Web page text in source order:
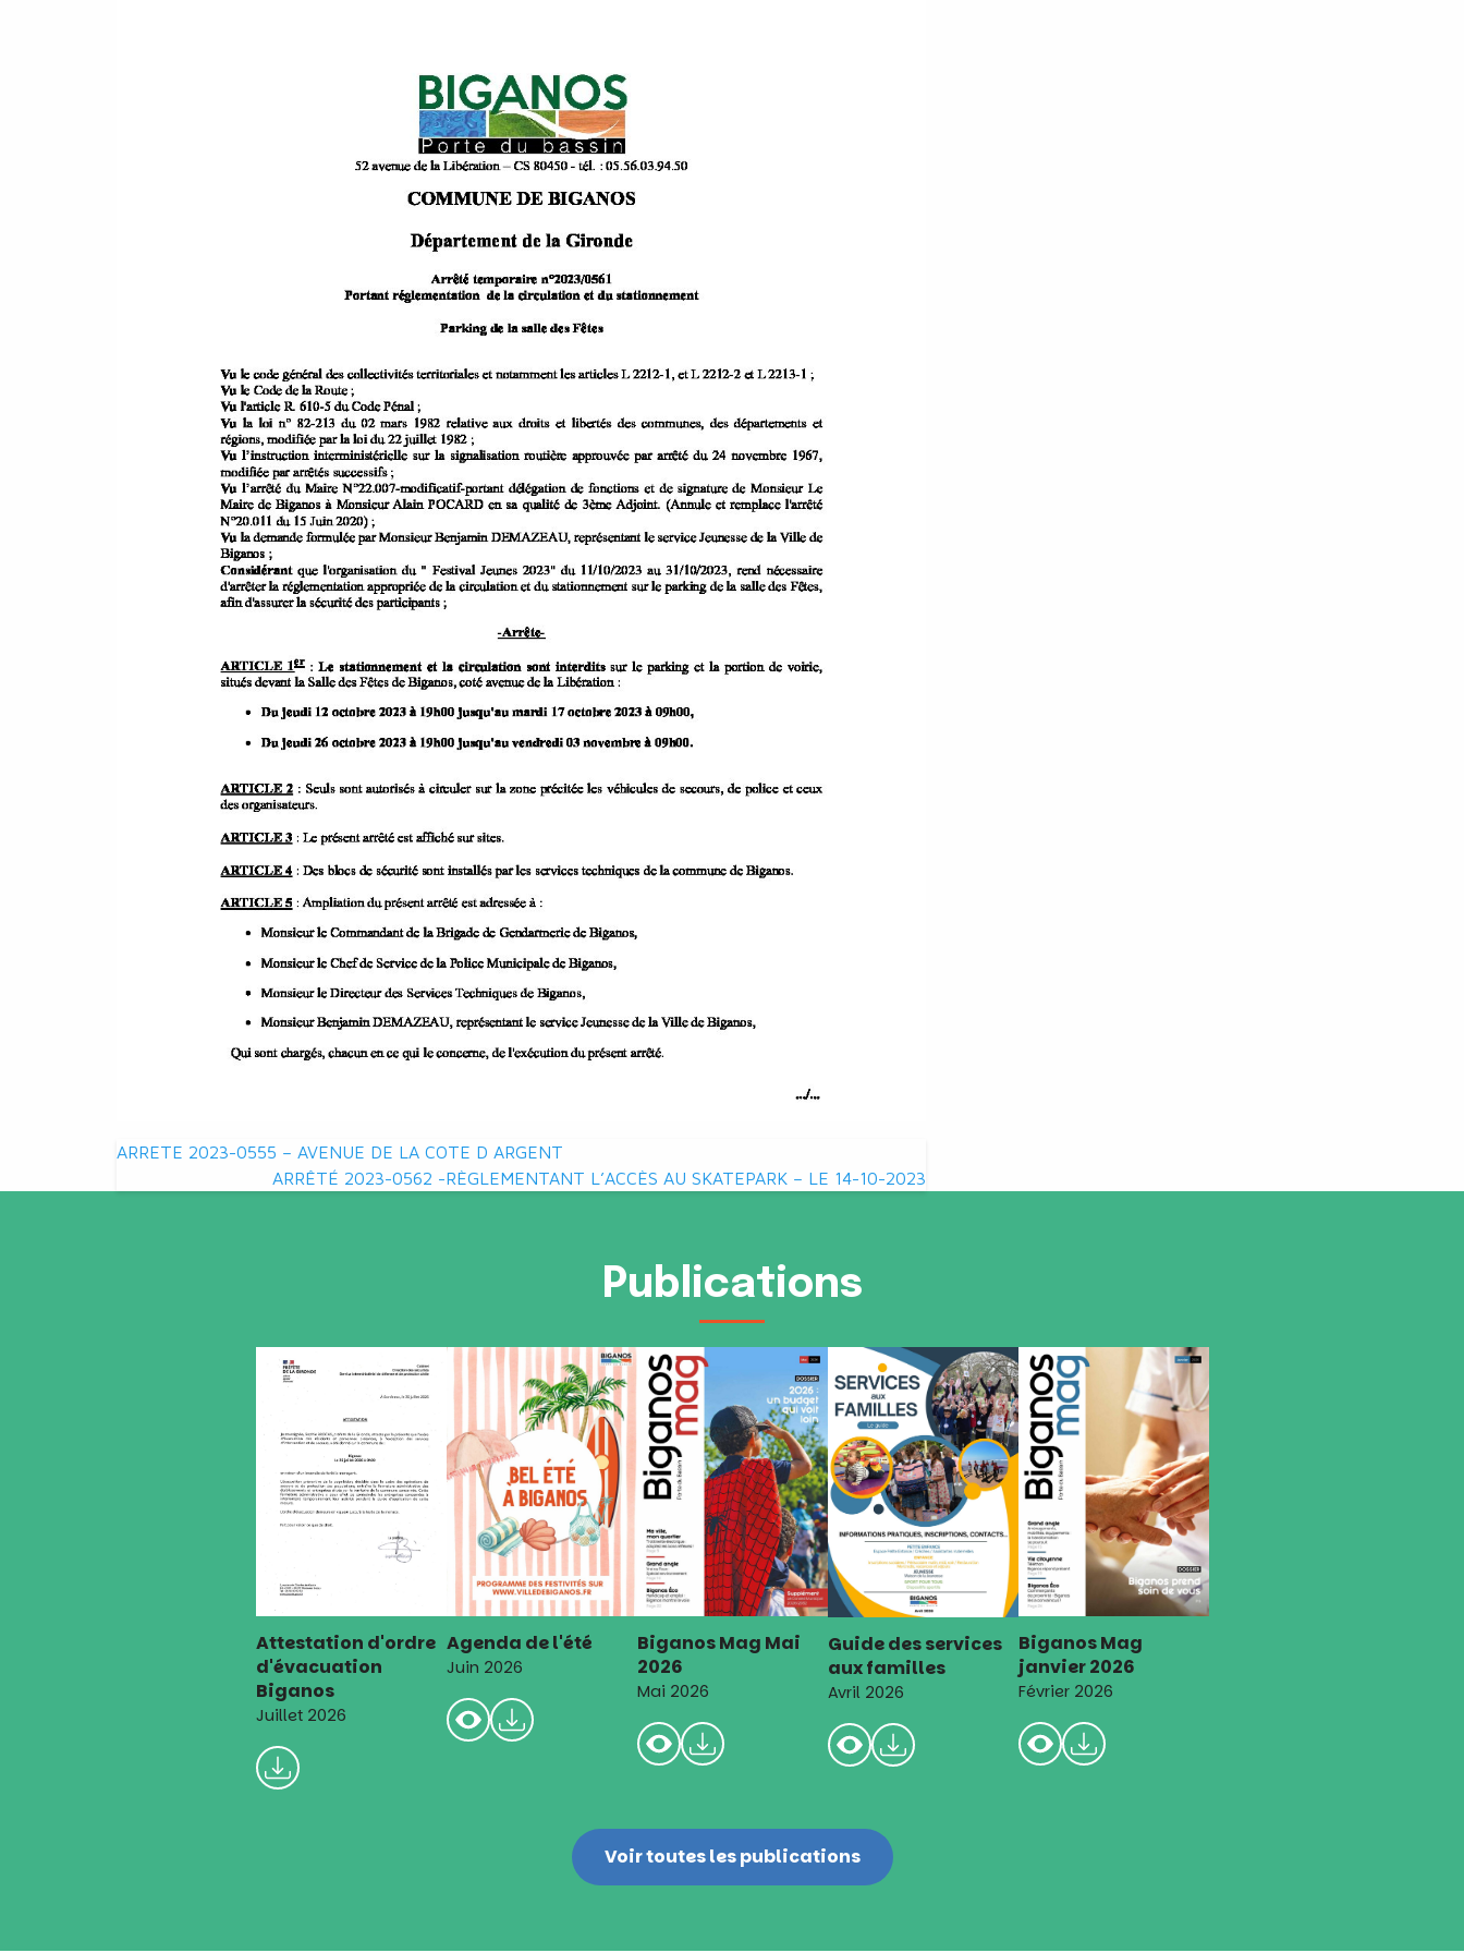
Navigation
ARRETE 2023-0555 – AVENUE DE LA COTE D ARGENT
ARRÊTÉ 2023-0562 -RÈGLEMENTANT L’ACCÈS AU SKATEPARK – LE 14-10-2023
Publications
Attestation d'ordre
d'évacuation
Biganos
Juillet 2026
Agenda de l'été
Juin 2026
Biganos Mag Mai
2026
Mai 2026
Guide des services
aux familles
Avril 2026
Biganos Mag
janvier 2026
Février 2026
Voir toutes les publications